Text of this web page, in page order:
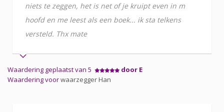
niets te zeggen, het is net of je kruipt even in m
hoofd en me leest als een boek... ik sta telkens
versteld. Thx mate
Waardering geplaatst van 5
door E
Waardering voorwaarzegger Han